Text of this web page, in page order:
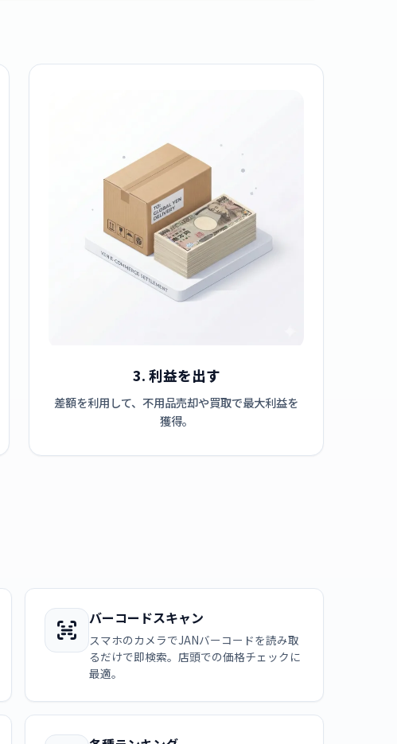
3. 利益を出す
差額を利用して、不用品売却や買取で最大利益を
獲得。
バーコードスキャン
スマホのカメラでJANバーコードを読み取
るだけで即検索。店頭での価格チェックに
最適。